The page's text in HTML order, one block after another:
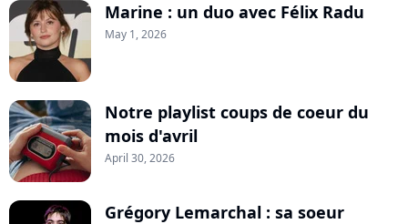
Marine : un duo avec Félix Radu
May 1, 2026
Notre playlist coups de coeur du
mois d'avril
April 30, 2026
Grégory Lemarchal : sa soeur